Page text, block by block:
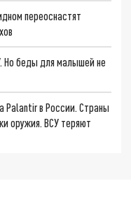
переоснастят
Но беды для малышей не
Palantir в России. Страны
оружия. ВСУ теряют